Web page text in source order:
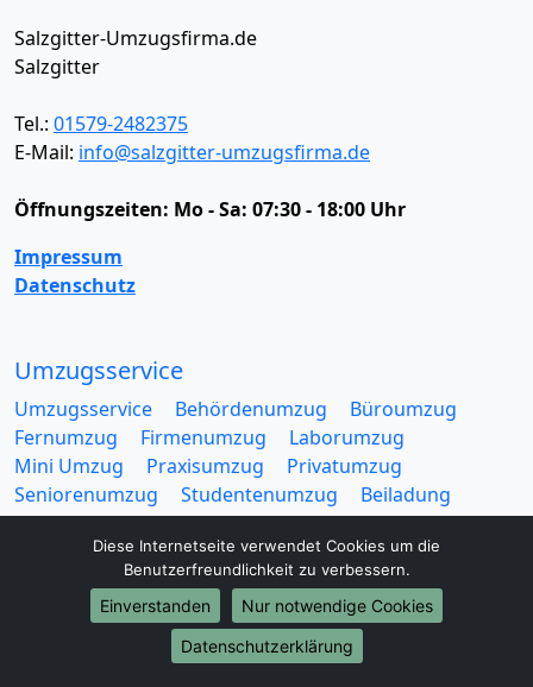
Salzgitter-Umzugsfirma.de
Salzgitter
Tel.: 01579-2482375
E-Mail: info@salzgitter-umzugsfirma.de
Öffnungszeiten: Mo - Sa: 07:30 - 18:00 Uhr
Impressum
Datenschutz
Umzugsservice
Umzugsservice Behördenumzug
Büroumzug
Fernumzug
Firmenumzug
Laborumzug
Mini Umzug
Praxisumzug
Privatumzug
Seniorenumzug
Studentenumzug
Beiladung
Entrümpelung
Halteverbotszone
Klaviertransport
Möbellift
Haushaltsauflösung
Möbeltaxi
Möbelmitfahrzentrale
Umzugskartons
Diese Internetseite verwendet Cookies um die
Benutzerfreundlichkeit zu verbessern.
Einverstanden
Nur notwendige Cookies
Datenschutzerklärung